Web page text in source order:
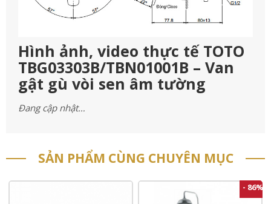
Hình ảnh, video thực tế TOTO
TBG03303B/TBN01001B – Van
gật gù vòi sen âm tường
Đang cập nhật…
SẢN PHẨM CÙNG CHUYÊN MỤC
- 86%